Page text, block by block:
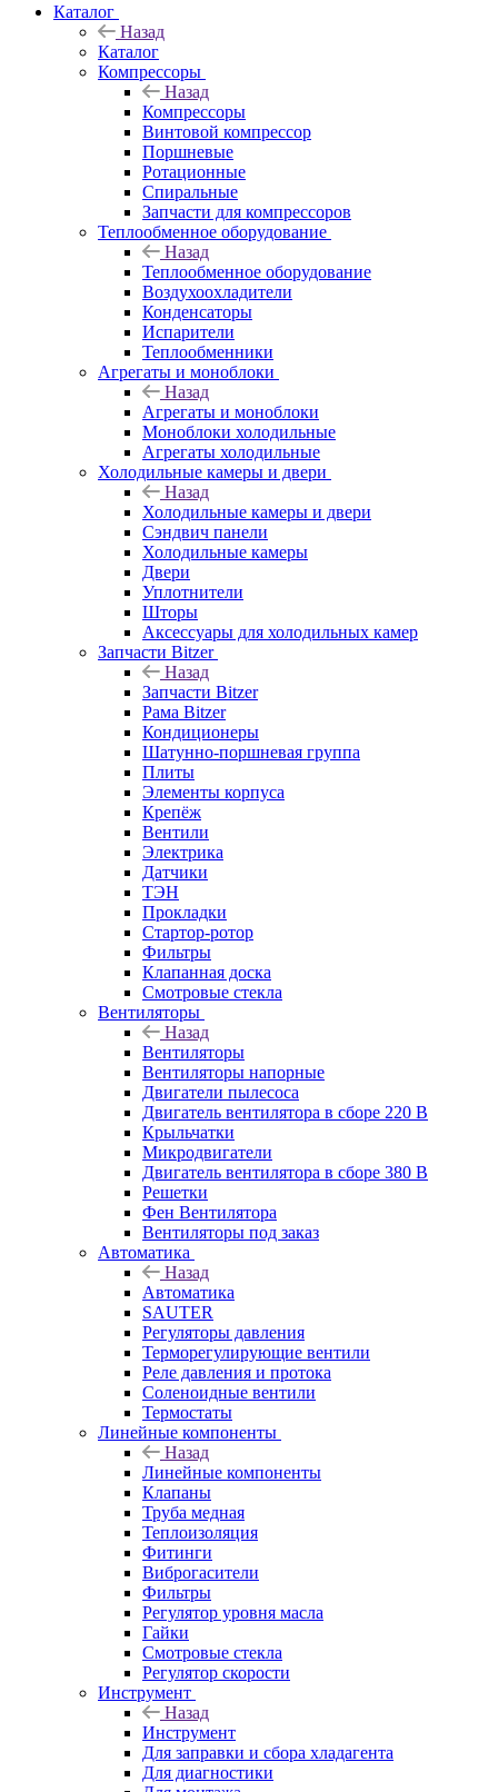
Каталог
Назад
Каталог
Компрессоры
Назад
Компрессоры
Винтовой компрессор
Поршневые
Ротационные
Спиральные
Запчасти для компрессоров
Теплообменное оборудование
Назад
Теплообменное оборудование
Воздухоохладители
Конденсаторы
Испарители
Теплообменники
Агрегаты и моноблоки
Назад
Агрегаты и моноблоки
Моноблоки холодильные
Агрегаты холодильные
Холодильные камеры и двери
Назад
Холодильные камеры и двери
Сэндвич панели
Холодильные камеры
Двери
Уплотнители
Шторы
Аксессуары для холодильных камер
Запчасти Bitzer
Назад
Запчасти Bitzer
Рама Bitzer
Кондиционеры
Шатунно-поршневая группа
Плиты
Элементы корпуса
Крепёж
Вентили
Электрика
Датчики
ТЭН
Прокладки
Стартор-ротор
Фильтры
Клапанная доска
Смотровые стекла
Вентиляторы
Назад
Вентиляторы
Вентиляторы напорные
Двигатели пылесоса
Двигатель вентилятора в сборе 220 В
Крыльчатки
Микродвигатели
Двигатель вентилятора в сборе 380 В
Решетки
Фен Вентилятора
Вентиляторы под заказ
Автоматика
Назад
Автоматика
SAUTER
Регуляторы давления
Терморегулирующие вентили
Реле давления и протока
Соленоидные вентили
Термостаты
Линейные компоненты
Назад
Линейные компоненты
Клапаны
Труба медная
Теплоизоляция
Фитинги
Виброгасители
Фильтры
Регулятор уровня масла
Гайки
Смотровые стекла
Регулятор скорости
Инструмент
Назад
Инструмент
Для заправки и сбора хладагента
Для диагностики